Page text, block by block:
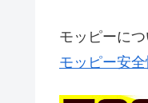
モッピーにつ
モッピー安